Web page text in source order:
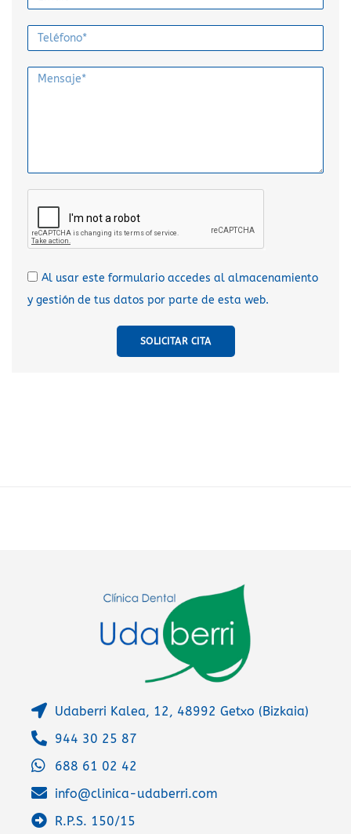
Al usar este formulario accedes al almacenamiento
y gestión de tus datos por parte de esta web.
SOLICITAR CITA
Udaberri Kalea, 12, 48992 Getxo (Bizkaia)
944 30 25 87
688 61 02 42
info@clinica-udaberri.com
R.P.S. 150/15